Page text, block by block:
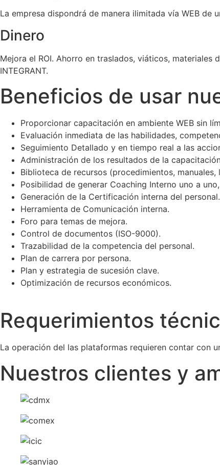
La empresa dispondrá de manera ilimitada vía WEB
Dinero
Mejora el ROI. Ahorro en traslados, viáticos,
INTEGRANT.
Beneficios de usar
Proporcionar capacitación en ambiente WEB sin
Evaluación inmediata de las habilidades,
Seguimiento Detallado y en tiempo real a las
Administración de los resultados de la
Biblioteca de recursos (procedimientos, manuales,
Posibilidad de generar Coaching Interno uno a
Generación de la Certificación interna del personal.
Herramienta de Comunicación interna.
Foro para temas de mejora.
Control de documentos (ISO-9000).
Trazabilidad de la competencia del personal.
Plan de carrera por persona.
Plan y estrategia de sucesión clave.
Optimización de recursos económicos.
Requerimientos
La operación del las plataformas requieren contar con
Nuestros clientes y